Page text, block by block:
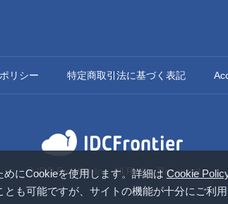
にCookieを使用します。詳細は Cookie
も可能ですが、サイトの機能が十分にご利
リシー 特定商取引法に基づく表記
© IDC Frontier Inc. All Rights Reserved.